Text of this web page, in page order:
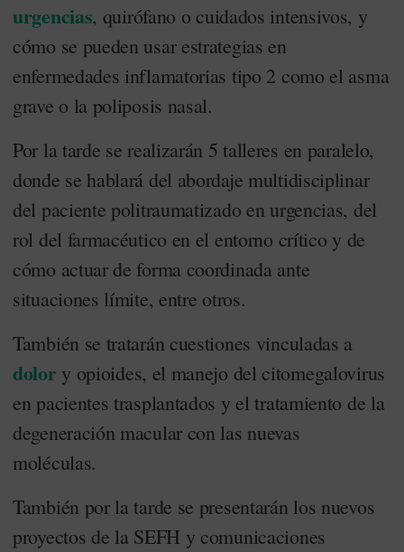
urgencias, quirófano o cuidados intensivos, y
cómo se pueden usar estrategias en
enfermedades inflamatorias tipo 2 como el asma
grave o la poliposis nasal.
Por la tarde se realizarán 5 talleres en paralelo,
donde se hablará del abordaje multidisciplinar
del paciente politraumatizado en urgencias, del
rol del farmacéutico en el entorno crítico y de
cómo actuar de forma coordinada ante
situaciones límite, entre otros.
También se tratarán cuestiones vinculadas a
dolory opioides, el manejo del citomegalovirus
en pacientes trasplantados y el tratamiento de la
degeneración macular con las nuevas
moléculas.
También por la tarde se presentarán los nuevos
proyectos de la SEFH y comunicaciones